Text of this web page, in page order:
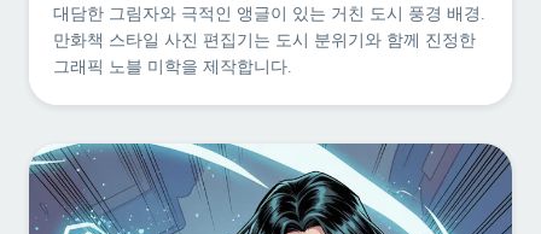
대담한 그림자와 극적인 앵글이 있는 거친 도시 풍경 배경.
만화책 스타일 사진 편집기는 도시 분위기와 함께 진정한
그래픽 노블 미학을 제작합니다.